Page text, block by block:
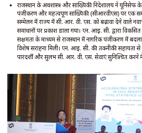
राजस्थान के अर्थशास्त्र और सांख्यिकी निदेशालय ने यूनिसेफ
पंजीकरण और महत्वपूर्ण सांख्यिकी (सीआरवीएस) पर एक
सम्मेलन में राज्य में सी. आर. वी. एस. को बढ़ावा देने वाले
समाधानों पर प्रकाश डाला गया। एन. आई. सी. द्वारा
सक्षमता के माध्यम से राजस्थान में नागरिक पंजीकरण में
विशेष सराहना मिली। एन. आई. सी. की तकनीकी सहायता
पारदर्शी और सुलभ सी. आर. वी. एस. सेवाएं सुनिश्चित करने में